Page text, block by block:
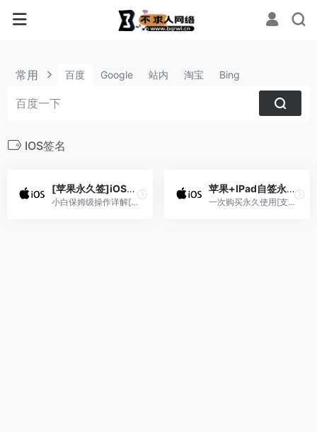
常用 百度 Google 站内 淘宝 Bing
IOS签名
[苹果永久签]iOS+ipad永久自签，无需越狱
小白保姆级操作详解[不限系统]
苹果+IPad自签永久不掉签教程[支持IOS系统14.0-17.0]
一次购买永久使用[支持IOS系统14.0-17.0]